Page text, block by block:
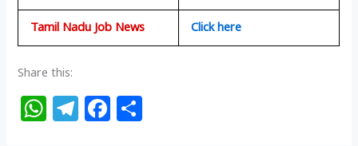
Tamil Nadu Job News Click here
Share this:
W T
F